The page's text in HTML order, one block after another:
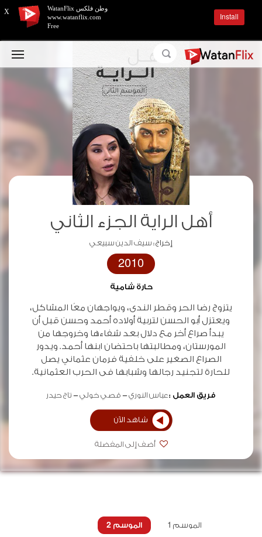
أهل الراية الجزء الثاني
إخراج :سيف الدين سبيعي
2010
حارة شامية
يتزوج رضا الحر وقطر الندى، ويواجهان معًا المشاكل،
ويعتزل أبو الحسن لتربية أولاده أحمد وحسن قبل أن
يبدأ صراع أخر مع دلال بعد شفاءها وخروجها من
المورستان، ومطالبتها باحتضان ابنها أحمد. ويدور
الصراع الصغير على خلفية فرمان عثماني يصل
للحارة لتجنيد رجالها وشبابها فى الحرب العثمانية.
فريق العمل :عباس النوري قصي خولي تاج حيدر
شاهد الآن
أضف إلى المفضلة
الموسم 1 الموسم 2
X
وطن فلكس WatanFlix
www.watanflix.com
Free
Install